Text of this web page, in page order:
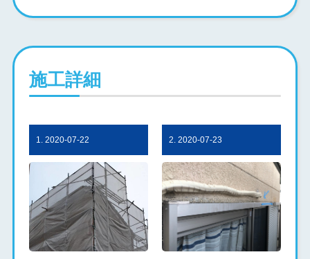
施工詳細
1. 2020-07-22 2. 2020-07-23